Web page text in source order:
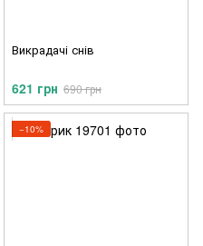
Викрадачі снів
621 грн 690 грн
−10%